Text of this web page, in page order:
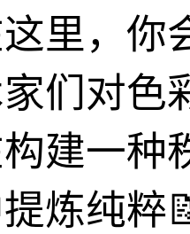
里，你
们对色
建一
炼纯粹